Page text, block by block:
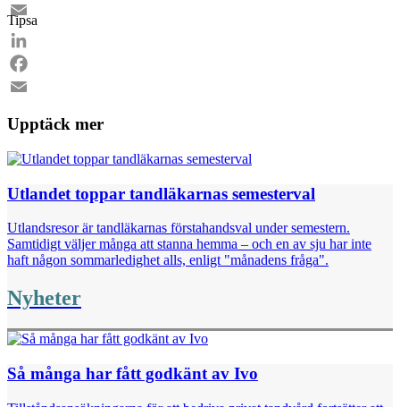
Facebook
Email
Tipsa
LinkedIn
Facebook
Upptäck mer
Utlandet toppar tandläkarnas semesterval
Utlandsresor är tandläkarnas förstahandsval under semestern.
Samtidigt väljer många att stanna hemma – och en av sju har inte
haft någon sommarledighet alls, enligt "månadens fråga".
Nyheter
Så många har fått godkänt av Ivo